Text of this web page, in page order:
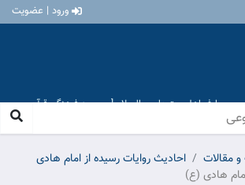
ورود | عضویت
و معارف اهل بیت علیهم السلام [ موسسه فرهنگی قرآن و
مقالات
احادیث روایات رسیده از امام هادی
هادی (ع)